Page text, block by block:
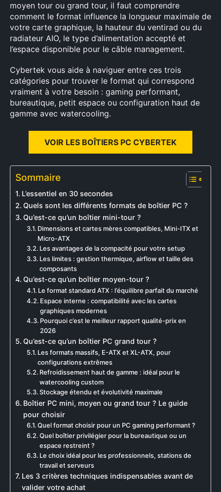
moyen tour ou grand tour, il faut comprendre
comment le format influence la longueur maximale de
votre carte graphique, la hauteur du ventirad ou du
radiateur AIO, le type d’alimentation accepté et
l’espace disponible pour le câble management.
Cybertek vous aide à naviguer entre ces trois
catégories pour trouver le format qui correspond
vraiment à votre besoin : gaming performant,
bureautique, petit espace ou configuration haut de
gamme avec watercooling.
VOIR LES BOÎTIERS PC CYBERTEK
Sommaire
L’essentiel en 30 secondes
Quels sont les différents formats de boîtier PC ?
Qu’est-ce qu’un boîtier mini-tour ?
Dimensions et cartes mères compatibles, Mini-ITX et
Micro-ATX
Les avantages de la compacité pour votre setup
Les limites : gestion thermique, airflow et taille des
composants
Qu’est-ce qu’un boîtier moyen-tour ?
Le format standard ATX : l’équilibre parfait du marché
Espace interne : compatibilité avec les cartes
graphiques modernes
Pourquoi c’est le meilleur rapport qualité-prix en
2026
Qu’est-ce qu’un boîtier PC grand tour ?
Les formats massifs, E-ATX et XL-ATX, pour
configurations extrêmes
Refroidissement haut de gamme : idéal pour le
watercooling custom
Stockage étendu et évolutivité maximale
Boîtier PC mini, moyen ou grand tour ? Le guide
pour choisir
Quel format choisir pour un PC gaming performant ?
Quel boîtier privilégier pour la bureautique ou un
espace restreint ?
Le choix idéal pour les professionnels, stations de
travail et serveurs
Les 3 critères techniques indispensables avant de
valider votre achat